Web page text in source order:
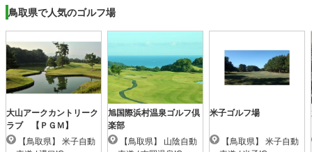
鳥取県で人気のゴルフ場
大山アークカントリーク
ラブ 【ＰＧＭ】
旭国際浜村温泉ゴルフ倶
楽部
米子ゴルフ場